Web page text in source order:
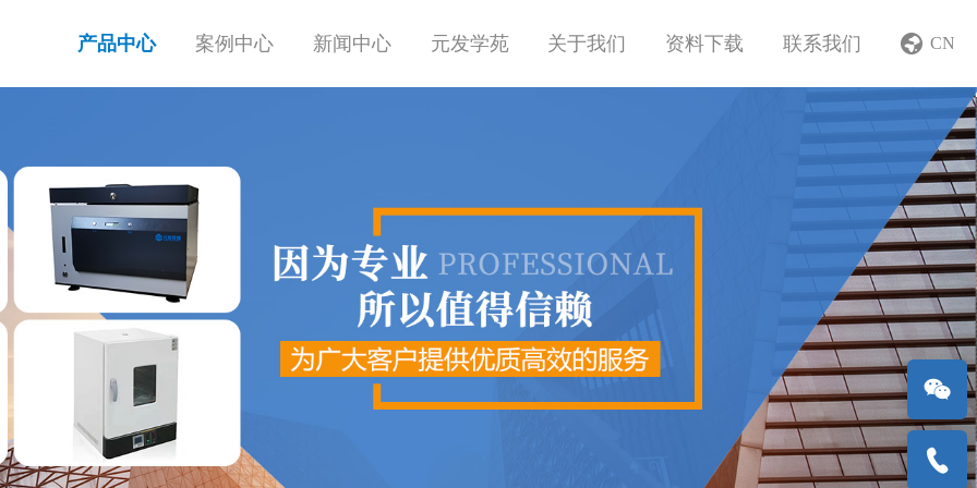
产品中心 案例中心 新闻中心 元发学苑 关于我们 资料下载 联系我们 CN